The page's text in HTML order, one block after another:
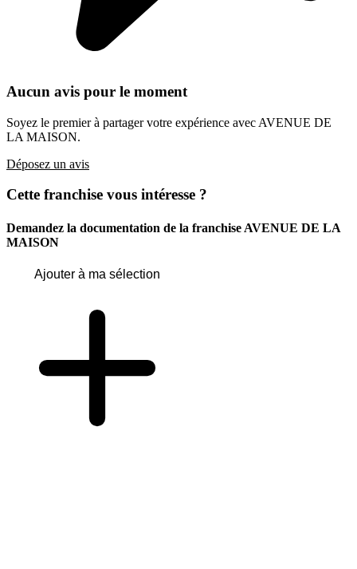
Aucun avis pour le moment
Soyez le premier à partager votre expérience avec AVENUE DE
LA MAISON.
Déposez un avis
Cette franchise vous intéresse ?
Demandez la documentation de la franchise AVENUE DE LA
MAISON
Ajouter à ma sélection